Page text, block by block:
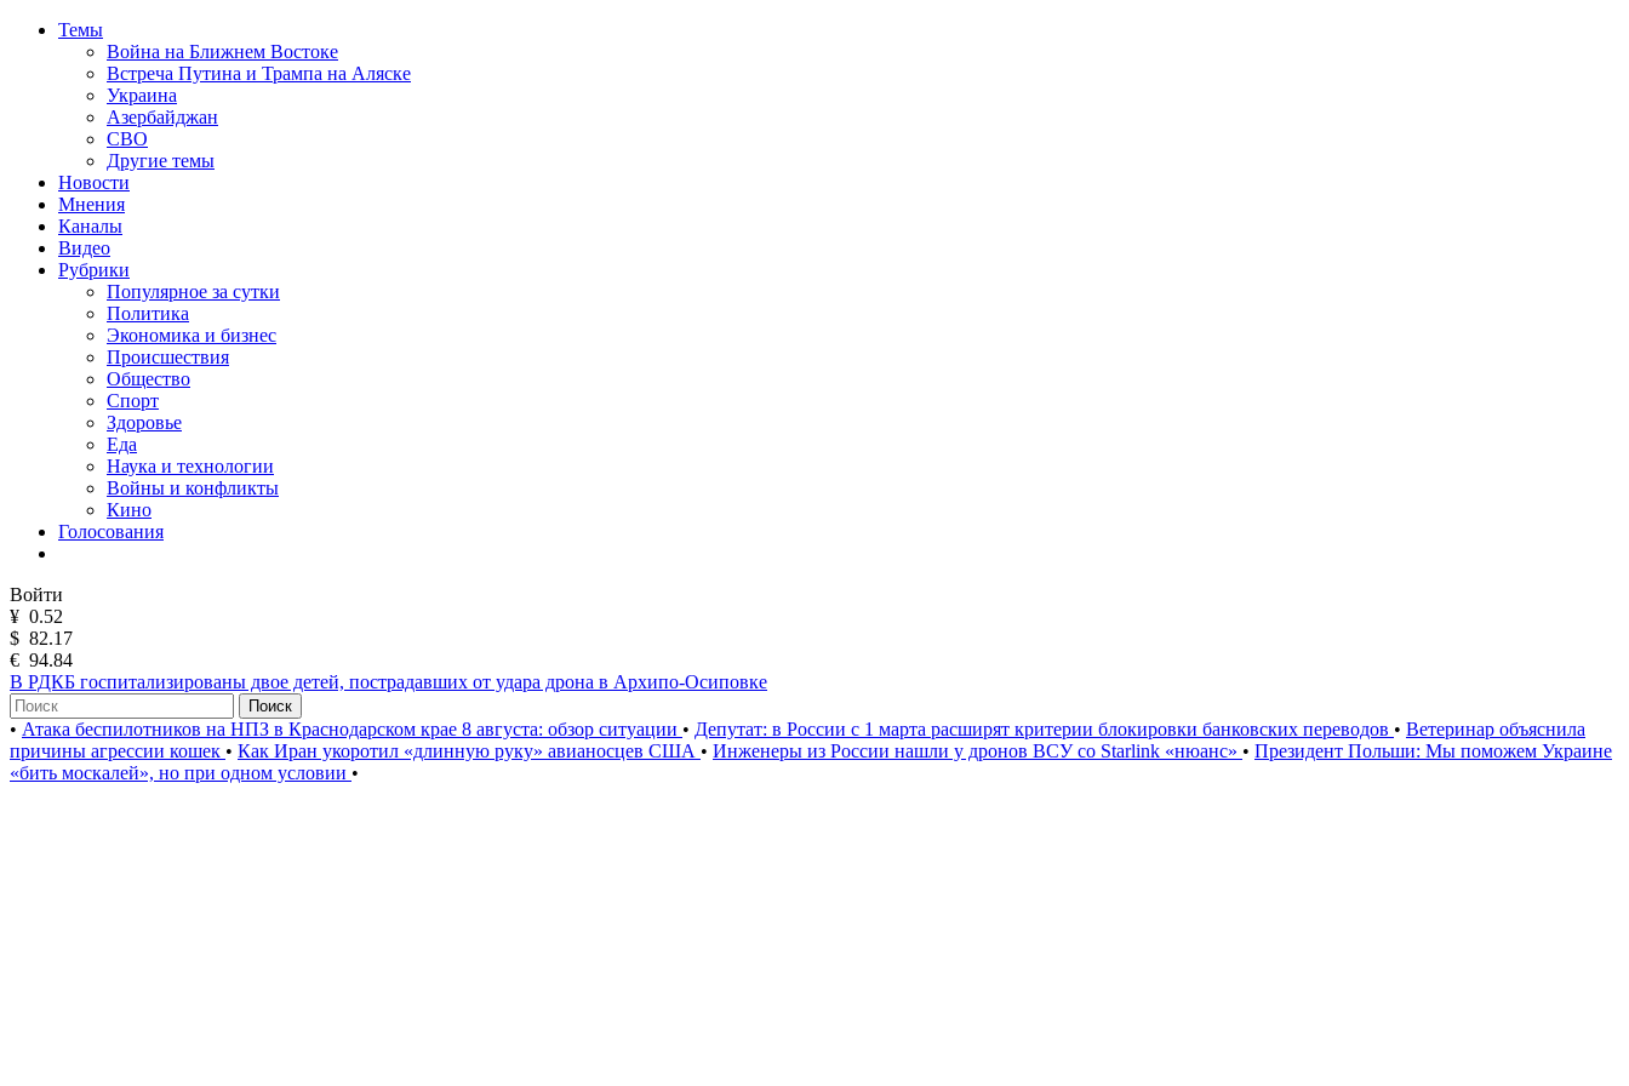
Темы
Война на Ближнем Востоке
Встреча Путина и Трампа на Аляске
Украина
Азербайджан
СВО
Другие темы
Новости
Мнения
Каналы
Видео
Рубрики
Популярное за сутки
Политика
Экономика и бизнес
Происшествия
Общество
Спорт
Здоровье
Еда
Наука и технологии
Войны и конфликты
Кино
Голосования
Войти
¥ 0.52
$ 82.17
€ 94.84
В РДКБ госпитализированы двое детей, пострадавших от удара дрона в Архипо-Осиповке
Поиск
• Атака беспилотников на НПЗ в Краснодарском крае 8 августа: обзор ситуации • Депутат: в России с 1 марта расширят критерии блокировки банковских переводов • Ветеринар объяснила
причины агрессии кошек • Как Иран укоротил «длинную руку» авианосцев США • Инженеры из России нашли у дронов ВСУ со Starlink «нюанс» • Президент Польши: Мы поможем Украине
«бить москалей», но при одном условии •